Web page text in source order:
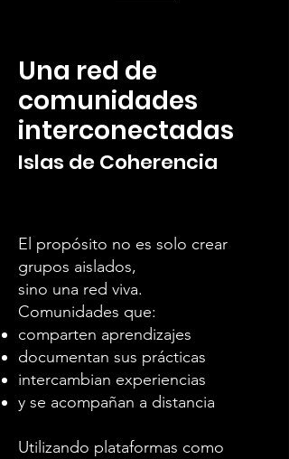
Una red de
comunidades
interconectadas
Islas de Coherencia
El propósito no es solo crear
grupos aislados,
sino una red viva.
Comunidades que:
comparten aprendizajes
documentan sus prácticas
intercambian experiencias
y se acompañan a distancia
Utilizando plataformas como